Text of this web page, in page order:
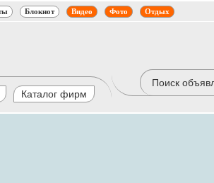
Блокнот Видео Фото Отдых
Каталог фирм